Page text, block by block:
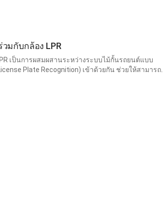
มกับกล้อง LPR
เป็นการผสมผสานระหว่างระบบไม้กั้นรถยนต์แบบ
Plate Recognition) เข้าด้วยกัน ช่วยให้สามารถ